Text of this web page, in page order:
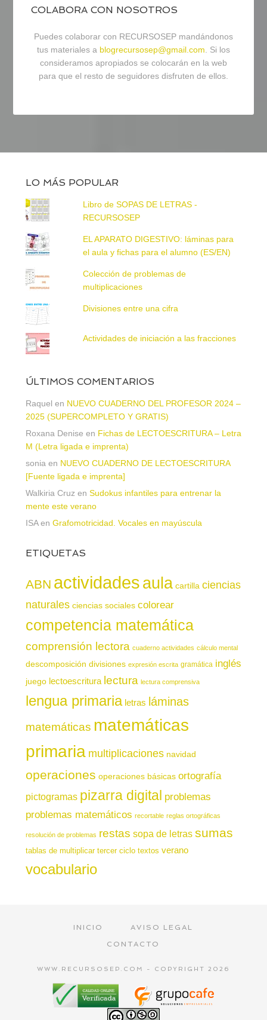
COLABORA CON NOSOTROS
Puedes colaborar con RECURSOSEP mandándonos
tus materiales a blogrecursosep@gmail.com. Si los
consideramos apropiados se colocarán en la web
para que el resto de seguidores disfruten de ellos.
LO MÁS POPULAR
Libro de SOPAS DE LETRAS -
RECURSOSEP
EL APARATO DIGESTIVO: láminas para
el aula y fichas para el alumno (ES/EN)
Colección de problemas de
multiplicaciones
Divisiones entre una cifra
Actividades de iniciación a las fracciones
ÚLTIMOS COMENTARIOS
Raquel en NUEVO CUADERNO DEL PROFESOR 2024 –
2025 (SUPERCOMPLETO Y GRATIS)
Roxana Denise en Fichas de LECTOESCRITURA – Letra
M (Letra ligada e imprenta)
sonia en NUEVO CUADERNO DE LECTOESCRITURA
[Fuente ligada e imprenta]
Walkiria Cruz en Sudokus infantiles para entrenar la
mente este verano
ISAen Grafomotricidad. Vocales en mayúscula
ETIQUETAS
ABN actividadesaula cartilla ciencias
naturales ciencias sociales colorear
competencia matemática
comprensión lectora cuaderno actividades cálculo mental
descomposición divisiones expresión escrita gramática inglés
juego lectoescritura lectura lectura comprensiva
lengua primaria letras láminas
matemáticas matemáticas
primaria multiplicaciones navidad
operaciones operaciones básicas ortografía
pictogramas pizarra digital problemas
problemas matemáticos recortable reglas ortográficas
resolución de problemas restas sopa de letras sumas
tablas de multiplicar tercer ciclo textos verano
vocabulario
INICIO
AVISO LEGAL
CONTACTO
WWW.RECURSOSEP.COM - COPYRIGHT 2026